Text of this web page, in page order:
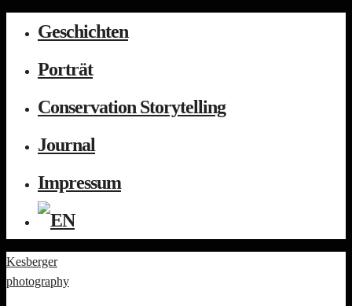
Geschichten
Porträt
Conservation Storytelling
Journal
Impressum
Kesberger
photography